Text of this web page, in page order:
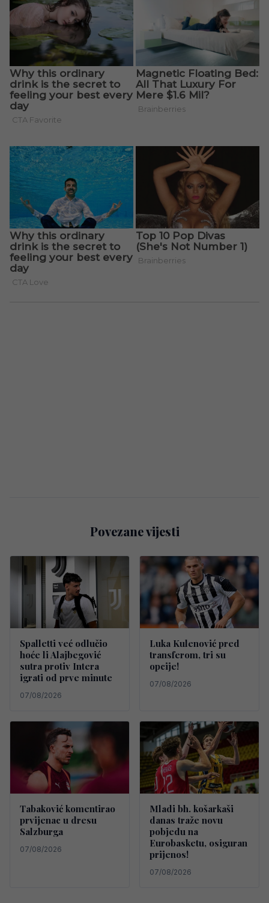
Povezane vijesti
Spalletti već odlučio
hoće li Alajbegović
sutra protiv Intera
igrati od prve minute
07/08/2026
Luka Kulenović pred
transferom, tri su
opcije!
07/08/2026
Tabaković komentirao
prvijenac u dresu
Salzburga
07/08/2026
Mladi bh. košarkaši
danas traže novu
pobjedu na
Eurobasketu, osiguran
prijenos!
07/08/2026